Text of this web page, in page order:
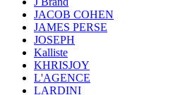
JACOB COHEN
JAMES PERSE
JOSEPH
Kalliste
KHRISJOY
L'AGENCE
LARDINI